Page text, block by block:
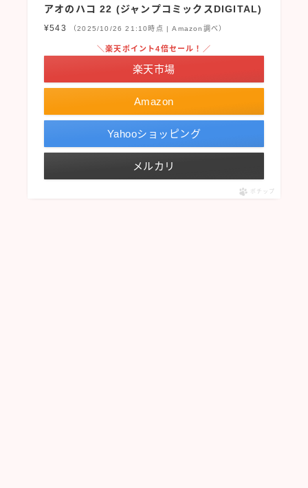
アオのハコ 22 (ジャンプコミックスDIGITAL)
¥543 （2025/10/26 21:10時点 | Amazon調べ）
Amazon
＼楽天ポイント4倍セール！／
楽天市場
Yahooショッピング
メルカリ
ポチップ